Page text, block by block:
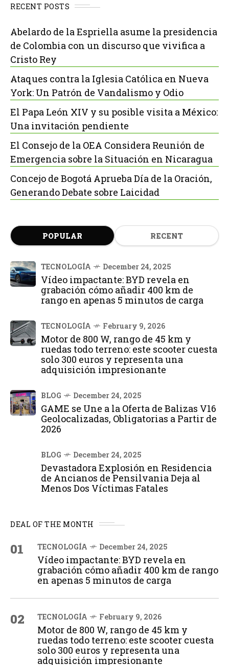
RECENT POSTS
Abelardo de la Espriella asume la presidencia
de Colombia con un discurso que vivifica a
Cristo Rey
Ataques contra la Iglesia Católica en Nueva
York: Un Patrón de Vandalismo y Odio
El Papa León XIV y su posible visita a México:
Una invitación pendiente
El Consejo de la OEA Considera Reunión de
Emergencia sobre la Situación en Nicaragua
Concejo de Bogotá Aprueba Día de la Oración,
Generando Debate sobre Laicidad
POPULAR RECENT
TECNOLOGÍA December 24, 2025
Vídeo impactante: BYD revela en
grabación cómo añadir 400 km de
rango en apenas 5 minutos de carga
TECNOLOGÍA February 9, 2026
Motor de 800 W, rango de 45 km y
ruedas todo terreno: este scooter cuesta
solo 300 euros y representa una
adquisición impresionante
BLOG December 24, 2025
GAME se Une a la Oferta de Balizas V16
Geolocalizadas, Obligatorias a Partir de
2026
BLOG December 24, 2025
Devastadora Explosión en Residencia
de Ancianos de Pensilvania Deja al
Menos Dos Víctimas Fatales
DEAL OF THE MONTH
01 TECNOLOGÍA December 24, 2025
Vídeo impactante: BYD revela en
grabación cómo añadir 400 km de rango
en apenas 5 minutos de carga
02 TECNOLOGÍA February 9, 2026
Motor de 800 W, rango de 45 km y
ruedas todo terreno: este scooter cuesta
solo 300 euros y representa una
adquisición impresionante